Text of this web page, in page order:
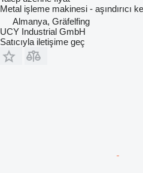
Metal işleme makinesi - aşındırıcı
Almanya, Gräfelfing
UCY Industrial GmbH
Satıcıyla iletişime geç